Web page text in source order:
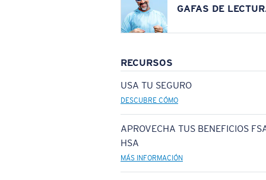
GAFAS DE
RECURSOS
USA TU SEGURO
DESCUBRE CÓMO
APROVECHA TUS BENEFICIOS
HSA
MÁS INFORMACIÓN